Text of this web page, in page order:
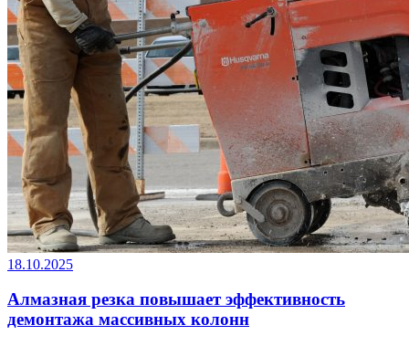
18.10.2025
Алмазная резка повышает эффективность
демонтажа массивных колонн